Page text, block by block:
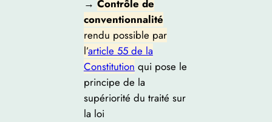
→ Contrôle de
conventionnalité
rendu possible par
l’article 55 de la
Constitution qui pose le
principe de la
supériorité du traité sur
la loi